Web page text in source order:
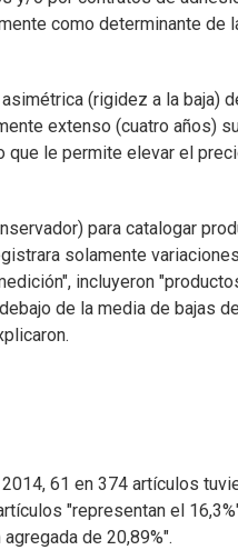
como determinante
(rigidez a la baja)
extenso (cuatro años)
le permite elevar el
para catalogar
solamente
incluyeron
de la media de bajas
61 en 374 artículos
"representan el
de 20,89%".